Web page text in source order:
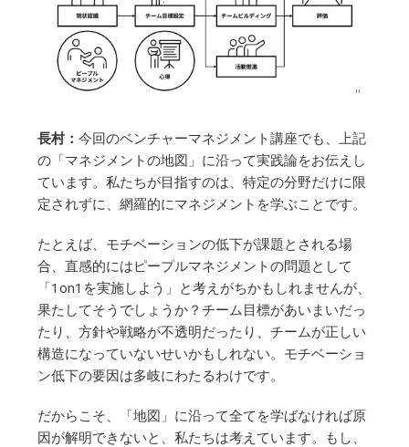
長村： 今回のベンチャーマネジメント講座でも、上記
の「マネジメントの地図」に沿って実践論をお伝えし
ています。私たちが目指すのは、特定の分野だけに限
定されずに、網羅的にマネジメントを学ぶことです。
たとえば、モチベーションの低下が課題とされる場
合、直感的にはピープルマネジメントの問題として
「1on1を実施しよう」と考えがちかもしれませんが、
果たしてそうでしょうか？チーム目標があいまいだっ
たり、方針や戦略が不透明だったり、チームが正しい
構造になっていないせいかもしれない。モチベーショ
ン低下の要因は多岐にわたるわけです。
だからこそ、「地図」に沿って全てを学ばなければ原
因が解明できないと、私たちは考えています。もし、